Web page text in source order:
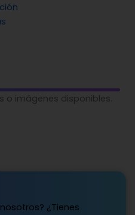
o imágenes disponibles.
¿Tienes